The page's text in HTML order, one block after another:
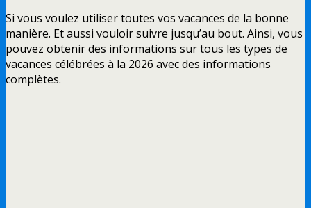
Si vous voulez utiliser toutes vos vacances de la bonne
manière. Et aussi vouloir suivre jusqu’au bout. Ainsi, vous
pouvez obtenir des informations sur tous les types de
vacances célébrées à la 2026 avec des informations
complètes.